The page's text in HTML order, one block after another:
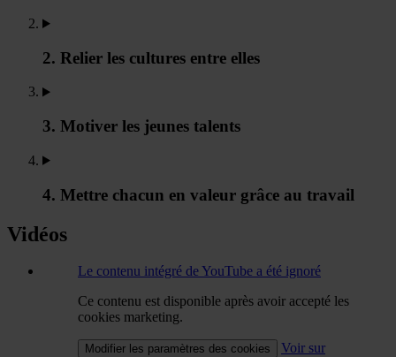
2. Relier les cultures entre elles
3. Motiver les jeunes talents
4. Mettre chacun en valeur grâce au travail
Vidéos
Le contenu intégré de YouTube a été ignoré
Ce contenu est disponible après avoir accepté les
cookies marketing.
Modifier les paramètres des cookies
Voir sur